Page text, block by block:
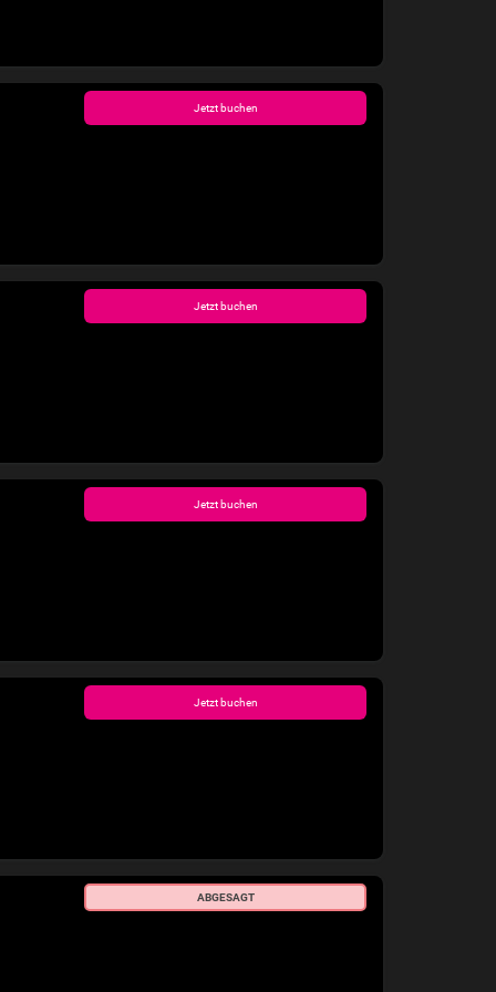
Jetzt buchen
Jetzt buchen
Jetzt buchen
Jetzt buchen
ABGESAGT